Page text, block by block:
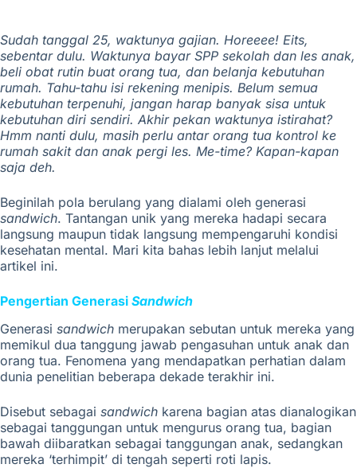
Sudah tanggal 25, waktunya gajian. Horeeee! Eits,
sebentar dulu. Waktunya bayar SPP sekolah dan les anak,
beli obat rutin buat orang tua, dan belanja kebutuhan
rumah. Tahu-tahu isi rekening menipis. Belum semua
kebutuhan terpenuhi, jangan harap banyak sisa untuk
kebutuhan diri sendiri. Akhir pekan waktunya istirahat?
Hmm nanti dulu, masih perlu antar orang tua kontrol ke
rumah sakit dan anak pergi les. Me-time? Kapan-kapan
saja deh.
Beginilah pola berulang yang dialami oleh generasi
sandwich. Tantangan unik yang mereka hadapi secara
langsung maupun tidak langsung mempengaruhi kondisi
kesehatan mental. Mari kita bahas lebih lanjut melalui
artikel ini.
Pengertian Generasi Sandwich
Generasi sandwich merupakan sebutan untuk mereka yang
memikul dua tanggung jawab pengasuhan untuk anak dan
orang tua. Fenomena yang mendapatkan perhatian dalam
dunia penelitian beberapa dekade terakhir ini.
Disebut sebagai sandwich karena bagian atas dianalogikan
sebagai tanggungan untuk mengurus orang tua, bagian
bawah diibaratkan sebagai tanggungan anak, sedangkan
mereka ‘terhimpit’ di tengah seperti roti lapis.